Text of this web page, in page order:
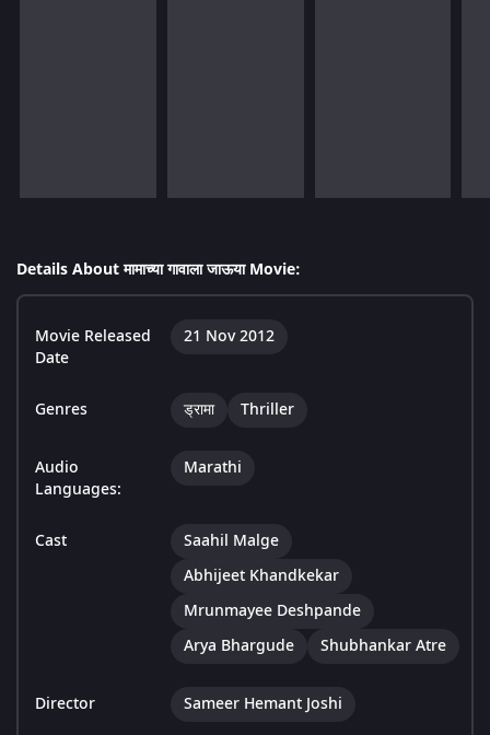
Details About मामाच्या गावाला जाऊया Movie:
Movie Released
Date
21 Nov 2012
Genres ड्रामा Thriller
Audio
Languages:
Marathi
Cast
Saahil Malge
Abhijeet Khandkekar
Mrunmayee Deshpande
Arya Bhargude
Shubhankar Atre
Director Sameer Hemant Joshi